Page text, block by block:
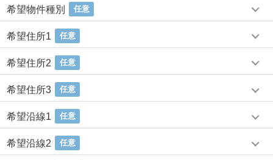
希望物件種別 任意
希望住所1 任意
希望住所2 任意
希望住所3 任意
希望沿線1 任意
希望沿線2 任意